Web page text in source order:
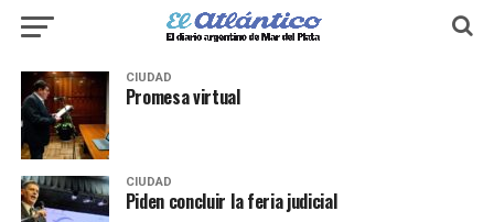
CIUDAD
Promesa virtual
CIUDAD
Piden concluir la feria judicial